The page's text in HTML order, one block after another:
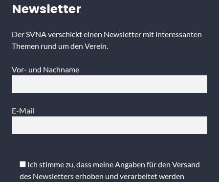
Newsletter
Der SVNA verschickt einen Newsletter mit interessanten
Themen rund um den Verein.
Vor- und Nachname
E-Mail
lasse
dieses
Ich stimme zu, dass meine Angaben für den Versand
des Newsletters erhoben und verarbeitet werden